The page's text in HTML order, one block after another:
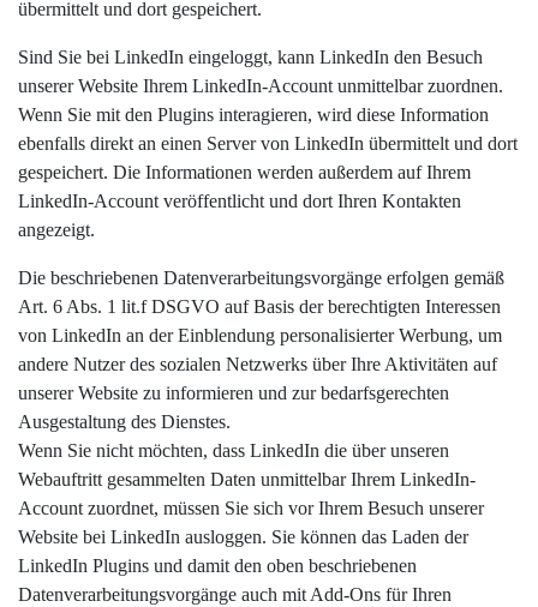
übermittelt und dort gespeichert.
Sind Sie bei LinkedIn eingeloggt, kann LinkedIn den Besuch
unserer Website Ihrem LinkedIn-Account unmittelbar zuordnen.
Wenn Sie mit den Plugins interagieren, wird diese Information
ebenfalls direkt an einen Server von LinkedIn übermittelt und dort
gespeichert. Die Informationen werden außerdem auf Ihrem
LinkedIn-Account veröffentlicht und dort Ihren Kontakten
angezeigt.
Die beschriebenen Datenverarbeitungsvorgänge erfolgen gemäß
Art. 6 Abs. 1 lit.f DSGVO auf Basis der berechtigten Interessen
von LinkedIn an der Einblendung personalisierter Werbung, um
andere Nutzer des sozialen Netzwerks über Ihre Aktivitäten auf
unserer Website zu informieren und zur bedarfsgerechten
Ausgestaltung des Dienstes.
Wenn Sie nicht möchten, dass LinkedIn die über unseren
Webauftritt gesammelten Daten unmittelbar Ihrem LinkedIn-
Account zuordnet, müssen Sie sich vor Ihrem Besuch unserer
Website bei LinkedIn ausloggen. Sie können das Laden der
LinkedIn Plugins und damit den oben beschriebenen
Datenverarbeitungsvorgänge auch mit Add-Ons für Ihren